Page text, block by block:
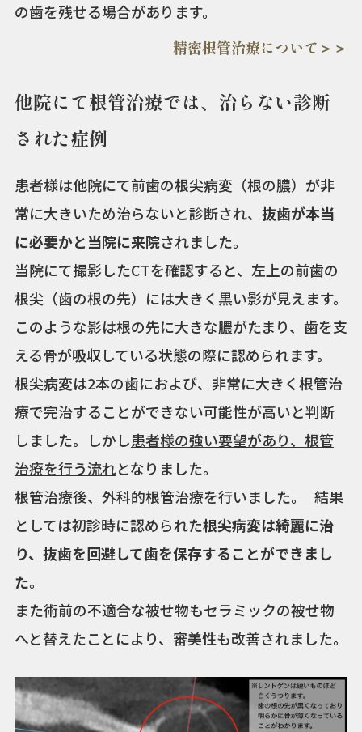
の歯を残せる場合があります。
精密根管治療について＞＞
他院にて根管治療では、治らない診断
された症例
患者様は他院にて前歯の根尖病変（根の膿）が非
常に大きいため治らないと診断され、 抜歯が本当
に必要かと当院に来院されました。
当院にて撮影したCTを確認すると、左上の前歯の
根尖（歯の根の先）には大きく黒い影が見えます。
このような影は根の先に大きな膿がたまり、歯を支
える骨が吸収している状態の際に認められます。
根尖病変は2本の歯におよび、非常に大きく根管治
療で完治することができない可能性が高いと判断
しました。しかし患者様の強い要望があり、根管
治療を行う流れとなりました。
根管治療後、外科的根管治療を行いました。 結果
としては初診時に認められた根尖病変は綺麗に治
り、抜歯を回避して歯を保存することができまし
た。
また術前の不適合な被せ物もセラミックの被せ物
へと替えたことにより、審美性も改善されました。